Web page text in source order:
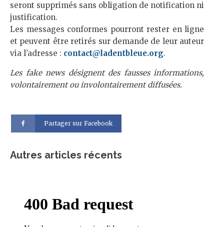
seront supprimés sans obligation de notification ni
justification.
Les messages conformes pourront rester en ligne
et peuvent être retirés sur demande de leur auteur
via l’adresse : contact@ladentbleue.org.
Les fake news désignent des fausses informations,
volontairement ou involontairement diffusées.
Partager sur Facebook
Autres articles récents